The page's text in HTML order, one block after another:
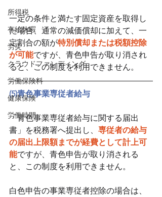
所得税
有給休暇
労災
クラウドファンディング
労働保険料
健康保険
労働時間
一定の条件と満たす固定資産を取得し
た場合、通常の減価償却に加えて、一
定割合の額が特別償却または税額控除
が可能ですが、青色申告が取り消され
ると、この制度を利用できません。
(5)青色事業専従者給与
「青色事業専従者給与に関する届出
書」を税務署へ提出し、 専従者の給与
の届出上限額までが経費として計上可
能ですが、青色申告が取り消される
と、この制度を利用できません。
白色申告の事業専従者控除の場合は、